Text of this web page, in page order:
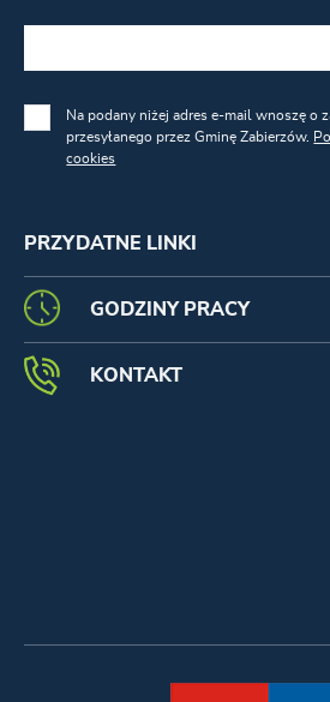
PRZYDATNE LINKI
Na podany niżej adres e-mail wnoszę o
przesyłanego przez Gminę Zabierzów.
cookies
GODZINY PRACY
KONTAKT